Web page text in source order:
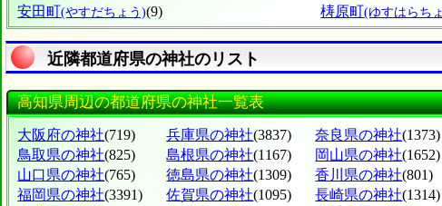
安田町(やすだちょう)(9) 梼原町(ゆすはらち
近隣都道府県の神社のリスト
高知県周辺の都道府県の神社一覧表
大阪府の神社(719) 兵庫県の神社(3837) 奈良県の神社(1373)
鳥取県の神社(825) 島根県の神社(1167) 岡山県の神社(1652)
山口県の神社(765) 徳島県の神社(1309) 香川県の神社(801)
福岡県の神社(3391) 佐賀県の神社(1095) 長崎県の神社(1314)